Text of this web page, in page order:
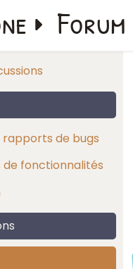
Forum
de bugs
de fonctionnalités